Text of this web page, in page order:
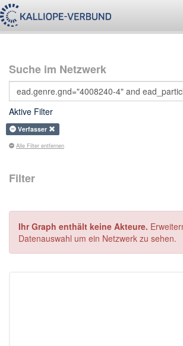
Suche im Netzwerk
Aktive Filter
Verfasser
Alle Filter entfernen
Filter
Ihr Graph enthält keine Akteure.
Datenauswahl um ein Netzwerk zu sehen.